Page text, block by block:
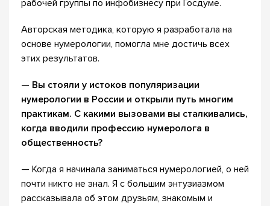
рабочей группы по инфобизнесу при Госдуме.
Авторская методика, которую я разработала на
основе нумерологии, помогла мне достичь всех
этих результатов.
— Вы стояли у истоков популяризации
нумерологии в России и открыли путь многим
практикам. С какими вызовами вы сталкивались,
когда вводили профессию нумеролога в
общественность?
— Когда я начинала заниматься нумерологией, о ней
почти никто не знал. Я с большим энтузиазмом
рассказывала об этом друзьям, знакомым и